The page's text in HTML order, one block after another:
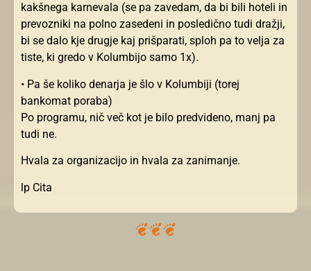
kakšnega karnevala (se pa zavedam, da bi bili hoteli in
prevozniki na polno zasedeni in posledično tudi dražji,
bi se dalo kje drugje kaj prišparati, sploh pa to velja za
tiste, ki gredo v Kolumbijo samo 1x).
• Pa še koliko denarja je šlo v Kolumbiji (torej
bankomat poraba)
Po programu, nič več kot je bilo predvideno, manj pa
tudi ne.
Hvala za organizacijo in hvala za zanimanje.
lp Cita